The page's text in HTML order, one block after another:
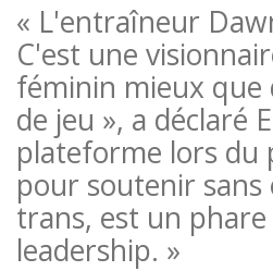
« L'entraîneur
C'est une
féminin mieux que
de jeu », a déclaré
plateforme lors du
pour soutenir
trans, est un
leadership. »